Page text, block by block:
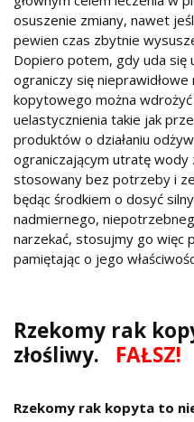
osuszenie zmiany, nawet
pewien czas zbytnie
Dopiero potem, gdy uda się
ograniczy się
kopytowego można
uelastycznienia takie jak
produktów o działaniu
ograniczającym utratę wody
stosowany bez potrzeby i
będąc środkiem o dosyć
nadmiernego,
narzekać, stosujmy go więc
pamiętając o jego
Rzekomy rak
złośliwy.
FAŁSZ!
Rzekomy rak kopyta to